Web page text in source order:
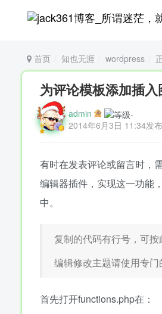
首页 知也无涯 wordpress
为评论模板添加插
admin
2014年6月3日 11:34发布
有时在发表评论或留言时，
编辑器插件，实现这一功能
中。
复制的代码有行号，可按
编辑修改主题请使用专
首先打开functions.php在：